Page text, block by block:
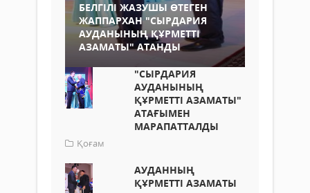
БЕЛГІЛІ ЖАЗУШЫ ӨТЕГЕН
ЖАППАРХАН "СЫРДАРИЯ
АУДАНЫНЫҢ ҚҰРМЕТТІ
АЗАМАТЫ" АТАНДЫ
"СЫРДАРИЯ
АУДАНЫНЫҢ
ҚҰРМЕТТІ АЗАМАТЫ"
АТАҒЫМЕН
МАРАПАТТАЛДЫ
Қоғам
АУДАННЫҢ
ҚҰРМЕТТІ АЗАМАТЫ